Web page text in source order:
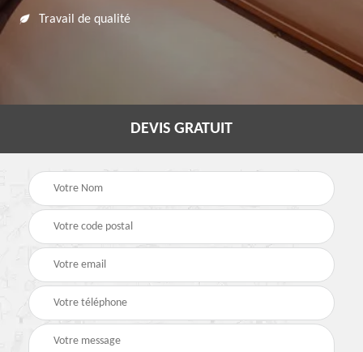
Travail de qualité
DEVIS GRATUIT